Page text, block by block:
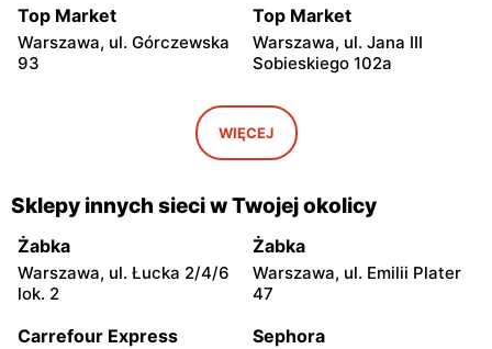
Top Market
Warszawa, ul. Górczewska
93
Top Market
Warszawa, ul. Jana III
Sobieskiego 102a
Warszawa, ul. Smoleńska
Top Market
Warszawa, ul. Żwirki i
Wigury 17
Top Market
Warszawa al. Krakowska
274
Top Market
Warszawa, ul. Władysława
Broniewskiego 37
Top Market
Broniewskiego 85
Top Market
Niepodległości 19
WIĘCEJ
Sklepy innych sieci w Twojej okolicy
Żabka
Warszawa, ul. Łucka 2/4/6
lok. 2
Żabka
Warszawa, ul. Emilii Plater
47
Carrefour Express Sephora